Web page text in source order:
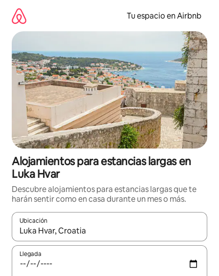
contenido
Tu espacio en Airbnb
Alojamientos para estancias largas en
Luka Hvar
Descubre alojamientos para estancias largas que te
harán sentir como en casa durante un mes o más.
Ubicación
Cuando los resultados estén disponibles, podrás navegar
Llegada